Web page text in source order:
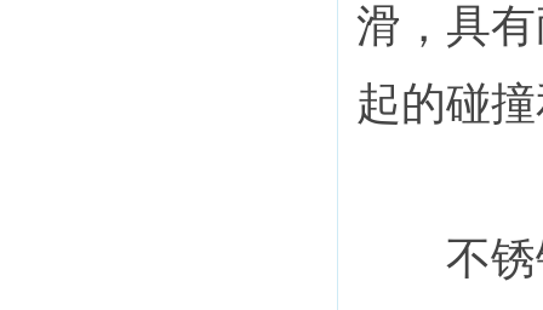
滑，具
起的碰
不锈钢